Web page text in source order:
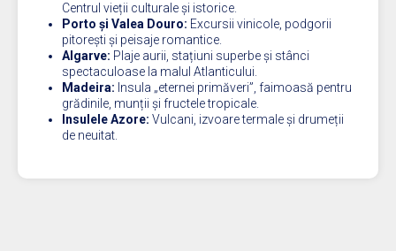
Centrul vieții culturale și istorice.
Porto și Valea Douro: Excursii vinicole, podgorii
pitorești și peisaje romantice.
Algarve: Plaje aurii, stațiuni superbe și stânci
spectaculoase la malul Atlanticului.
Madeira: Insula „eternei primăveri”, faimoasă pentru
grădinile, munții și fructele tropicale.
Insulele Azore: Vulcani, izvoare termale și drumeții
de neuitat.